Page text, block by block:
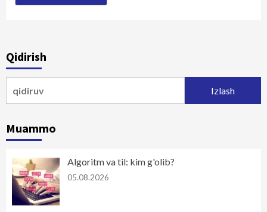
Qidirish
Muammo
Algoritm va til: kim g'olib?
05.08.2026